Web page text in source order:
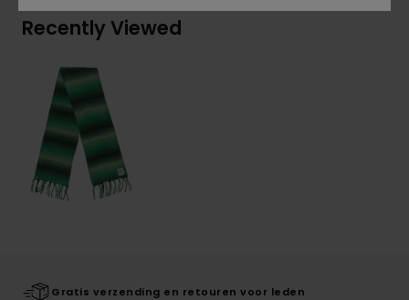
Recently Viewed
Gratis verzending en retouren voor leden